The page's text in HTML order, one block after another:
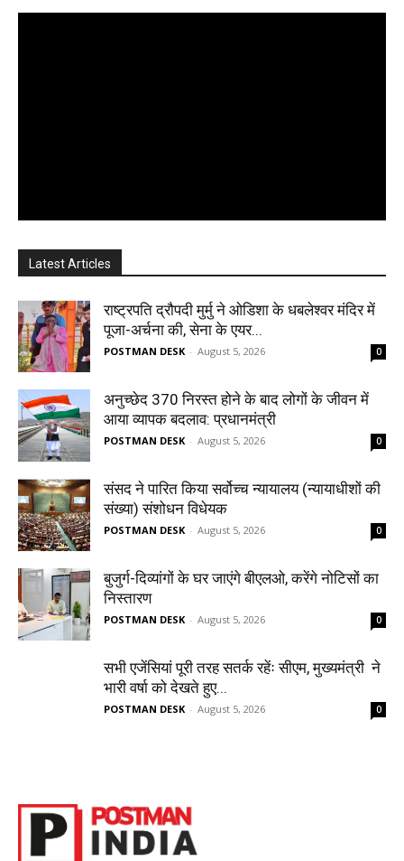
Latest Articles
राष्ट्रपति द्रौपदी मुर्मु ने ओडिशा के धबलेश्वर मंदिर में
पूजा-अर्चना की, सेना के एयर...
POSTMAN DESK - August 5, 2026 0
अनुच्छेद 370 निरस्त होने के बाद लोगों के जीवन में
आया व्यापक बदलाव: प्रधानमंत्री
POSTMAN DESK - August 5, 2026 0
संसद ने पारित किया सर्वोच्च न्यायालय (न्यायाधीशों की
संख्या) संशोधन विधेयक
POSTMAN DESK - August 5, 2026 0
बुजुर्ग-दिव्यांगों के घर जाएंगे बीएलओ, करेंगे नोटिसों का
निस्तारण
POSTMAN DESK - August 5, 2026 0
सभी एजेंसियां पूरी तरह सतर्क रहेंः सीएम, मुख्यमंत्री ने
भारी वर्षा को देखते हुए...
POSTMAN DESK - August 5, 2026 0